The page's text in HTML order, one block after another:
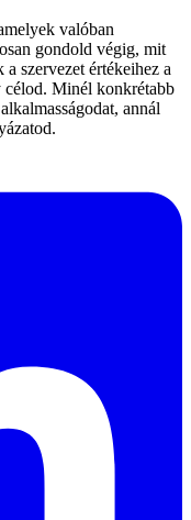
valóban
gondold végig, mit
szervezet értékeihez a
célod. Minél konkrétabb
annál